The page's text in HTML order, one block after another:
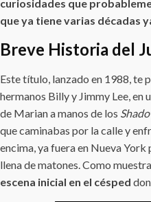
curiosidades que
que ya tiene varias décadas
Breve Historia del
Este título, lanzado en 1988, te
hermanos Billy y Jimmy Lee, en
de Marian a manos de los
que caminabas por la calle y
encima, ya fuera en Nueva
llena de matones. Como
escena inicial en el césped